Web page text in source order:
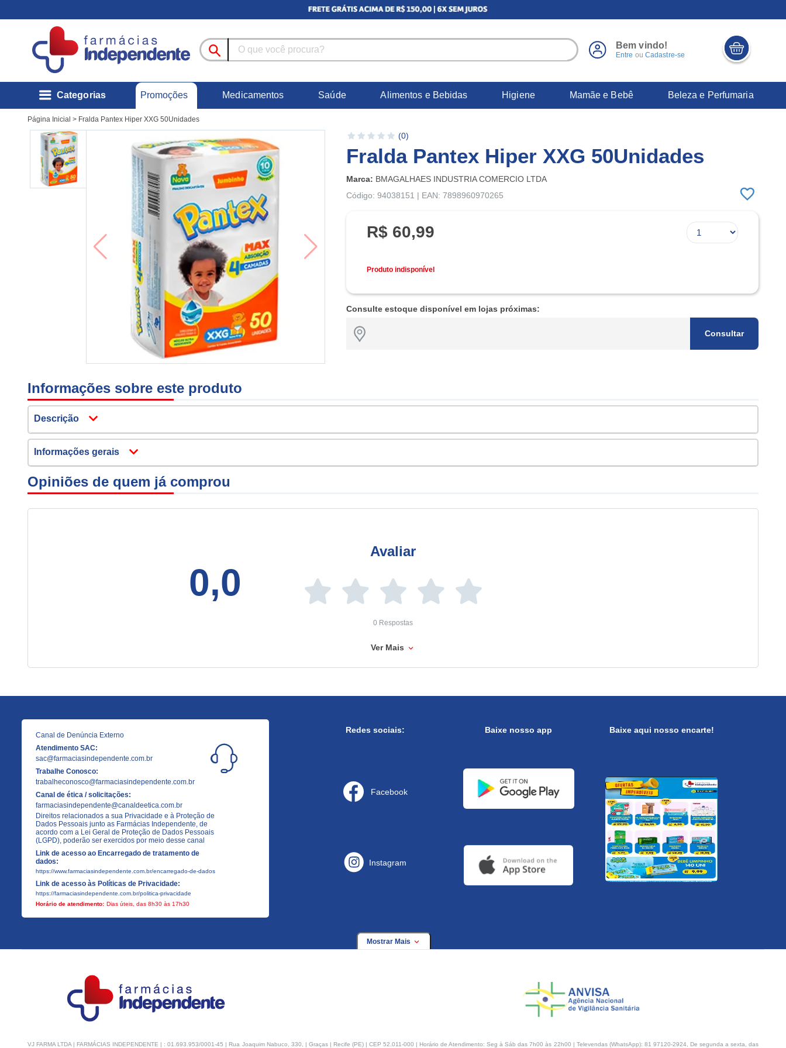
Bem vindo!
Entre ou Cadastre-se
Categorias Promoções Medicamentos Saúde Alimentos e Bebidas Higiene Mamãe e Bebê Beleza e Perfumaria
Página Inicial > Fralda Pantex Hiper XXG 50Unidades
(0)
Fralda Pantex Hiper XXG 50Unidades
Marca: BMAGALHAES INDUSTRIA COMERCIO LTDA
Código: 94038151 | EAN: 7898960970265
R$ 60,99
Produto indisponível
Consulte estoque disponível em lojas próximas:
Consultar
Informações sobre este produto
Descrição
Informações gerais
Opiniões de quem já comprou
0,0
Avaliar
0 Respostas
Ver Mais
Canal de Denúncia Externo
Atendimento SAC:
sac@farmaciasindependente.com.br
Trabalhe Conosco:
trabalheconosco@farmaciasindependente.com.br
Canal de ética / solicitações:
farmaciasindependente@canaldeetica.com.br
Direitos relacionados a sua Privacidade e à Proteção de
Dados Pessoais junto as Farmácias Independente, de
acordo com a Lei Geral de Proteção de Dados Pessoais
(LGPD), poderão ser exercidos por meio desse canal
Link de acesso ao Encarregado de tratamento de
dados:
https://www.farmaciasindependente.com.br/encarregado-de-dados
Link de acesso às Políticas de Privacidade:
https://farmaciasindependente.com.br/politica-privacidade
Horário de atendimento: Dias úteis, das 8h30 às 17h30
Redes sociais:
Facebook
Instagram
Baixe nosso app Baixe aqui nosso encarte!
Mostrar Mais
VJ FARMA LTDA | FARMÁCIAS INDEPENDENTE | : 01.693.953/0001-45 | Rua Joaquim Nabuco, 330, | Graças | Recife (PE) | CEP 52.011-000 | Horário de Atendimento: Seg à Sáb das 7h00 às 22h00 | Televendas (WhatsApp): 81 97120-2924, De segunda a sexta, das